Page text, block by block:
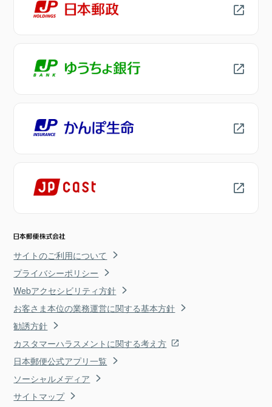
サイトのご利用について
プライバシーポリシー
Webアクセシビリティ方針
お客さま本位の業務運営に関する基本方針
勧誘方針
カスタマーハラスメントに関する考え方
日本郵便公式アプリ一覧
ソーシャルメディア
サイトマップ